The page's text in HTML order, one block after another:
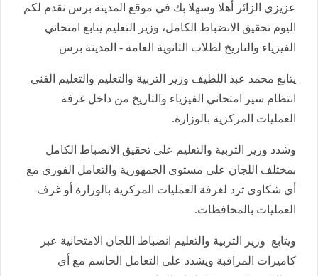
عزيزي الزائر أهلا وسهلا بك في موقع المدينة برس نقدم لكم
اليوم تحقيق الانضباط الكامل، وزير التعليم يتابع امتحاني
الفيزياء والتاريخ لطلاب الثانوية العامة - المدينة برس
يتابع محمد عبد اللطيف وزير التربية والتعليم والتعليم الفني
انتظام سير امتحاني الفيزياء والتاريخ من داخل غرفة
العمليات المركزية بالوزارة.
وشدد وزير التربية والتعليم على تحقيق الانضباط الكامل
بمختلف اللجان على مستوى الجمهورية والتعامل الفوري مع
أي شكاوى ترد لغرفة العمليات المركزية بالوزارة أو غرف
العمليات بالمحافظات.
ويتابع وزير التربية والتعليم انضباط اللجان الامتحانية عبر
كاميرات المراقبة ويشدد على التعامل الحاسم مع أي